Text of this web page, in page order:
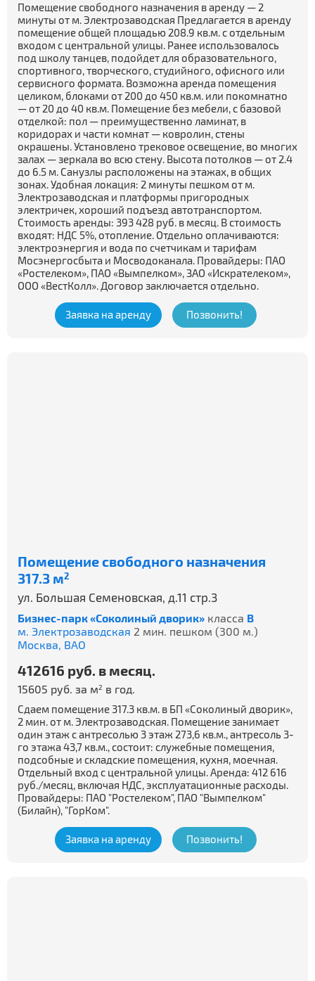
Помещение свободного назначения в аренду — 2
минуты от м. Электрозаводская Предлагается в аренду
помещение общей площадью 208.9 кв.м. с отдельным
входом с центральной улицы. Ранее использовалось
под школу танцев, подойдет для образовательного,
спортивного, творческого, студийного, офисного или
сервисного формата. Возможна аренда помещения
целиком, блоками от 200 до 450 кв.м. или покомнатно
— от 20 до 40 кв.м. Помещение без мебели, с базовой
отделкой: пол — преимущественно ламинат, в
коридорах и части комнат — ковролин, стены
окрашены. Установлено трековое освещение, во многих
залах — зеркала во всю стену. Высота потолков — от 2.4
до 6.5 м. Санузлы расположены на этажах, в общих
зонах. Удобная локация: 2 минуты пешком от м.
Электрозаводская и платформы пригородных
электричек, хороший подъезд автотранспортом.
Стоимость аренды: 393 428 руб. в месяц. В стоимость
входят: НДС 5%, отопление. Отдельно оплачиваются:
электроэнергия и вода по счетчикам и тарифам
Мосэнергосбыта и Мосводоканала. Провайдеры: ПАО
«Ростелеком», ПАО «Вымпелком», ЗАО «Искрателеком»,
ООО «ВестКолл». Договор заключается отдельно.
Заявка на аренду Позвонить!
Помещение свободного назначения
317.3 м2
ул. Большая Семеновская, д.11 стр.3
Бизнес-парк «Соколиный дворик» класса B
м. Электрозаводская 2 мин. пешком (300 м.)
Москва, ВАО
412616 руб. в месяц.
15605 руб. за м2 в год.
Сдаем помещение 317.3 кв.м. в БП «Соколиный дворик»,
2 мин. от м. Электрозаводская. Помещение занимает
один этаж с антресолью 3 этаж 273,6 кв.м., антресоль 3-
го этажа 43,7 кв.м., состоит: служебные помещения,
подсобные и складские помещения, кухня, моечная.
Отдельный вход с центральной улицы. Аренда: 412 616
руб./месяц, включая НДС, эксплуатационные расходы.
Провайдеры: ПАО "Ростелеком", ПАО "Вымпелком"
(Билайн), "ГорКом".
Заявка на аренду Позвонить!